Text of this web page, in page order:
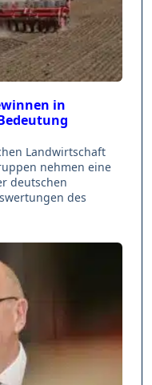
in
Landwirtschaft
nehmen eine
deutschen
des